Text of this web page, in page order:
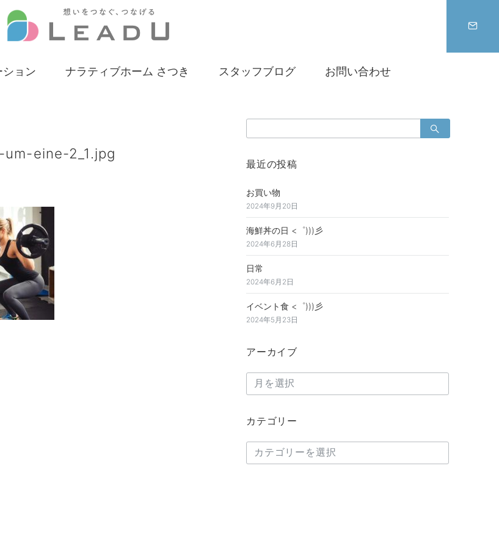
ョン ナラティブホーム さつき スタッフブログ お問い合わせ
eine-2_1.jpg
最近の投稿
お買い物
2024年9月20日
海鮮丼の日 <゜)))彡
2024年6月28日
日常
2024年6月2日
イベント食 <゜)))彡
2024年5月23日
アーカイブ
ー
カ
ブ
カテゴリー
カ
テ